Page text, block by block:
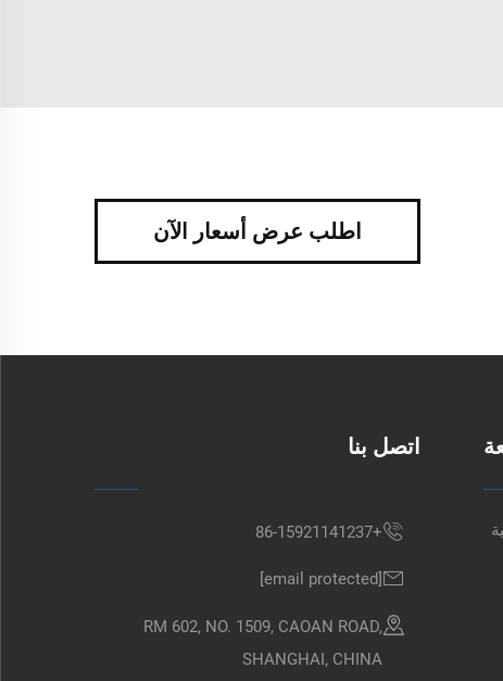
اطلب عرض أسعار الآن
اتصل بنا
+86-15921141237
[email protected]
RM 602, NO. 1509, CAOAN ROAD,
SHANGHAI, CHINA